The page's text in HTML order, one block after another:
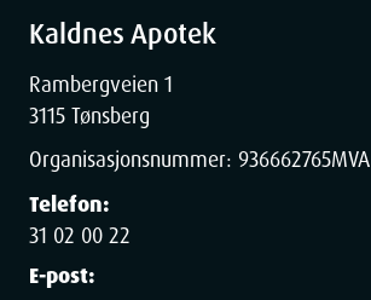
Kaldnes Apotek
Rambergveien 1
3115 Tønsberg
Organisasjonsnummer: 936662765MVA
Telefon:
31 02 00 22
E-post: